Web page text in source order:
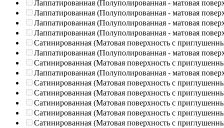
Лаппатированная (Полуполированная - матовая
Лаппатированная (Полуполированная - матовая
Лаппатированная (Полуполированная - матовая
Лаппатированная (Полуполированная - матовая
Сатинированная (Матовая поверхность с
Лаппатированная (Полуполированная - матовая
Сатинированная (Матовая поверхность с
Лаппатированная (Полуполированная - матовая
Сатинированная (Матовая поверхность с
Сатинированная (Матовая поверхность с
Сатинированная (Матовая поверхность с
Сатинированная (Матовая поверхность с
Сатинированная (Матовая поверхность с